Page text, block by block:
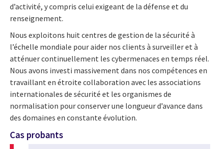
d’activité, y compris celui exigeant de la défense et du
renseignement.
Nous exploitons huit centres de gestion de la sécurité à
l’échelle mondiale pour aider nos clients à surveiller et à
atténuer continuellement les cybermenaces en temps réel.
Nous avons investi massivement dans nos compétences en
travaillant en étroite collaboration avec les associations
internationales de sécurité et les organismes de
normalisation pour conserver une longueur d’avance dans
des domaines en constante évolution.
Cas probants